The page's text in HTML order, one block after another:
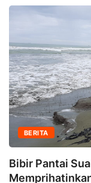
BERITA
Bibir Pantai